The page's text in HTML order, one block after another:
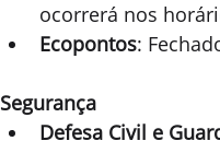
ocorrerá nos
Ecopontos:
Segurança
Defesa Civil e